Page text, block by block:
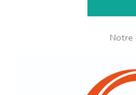
Notre